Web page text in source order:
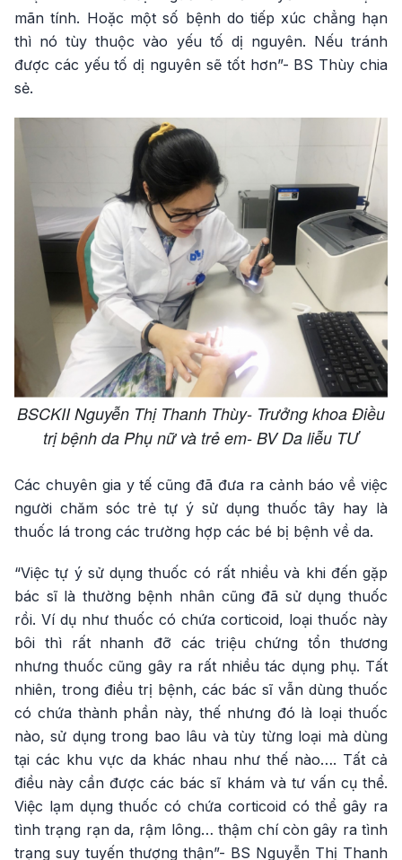
mãn tính. Hoặc một số bệnh do tiếp xúc chẳng hạn
thì nó tùy thuộc vào yếu tố dị nguyên. Nếu tránh
được các yếu tố dị nguyên sẽ tốt hơn”- BS Thùy chia
sẻ.
BSCKII Nguyễn Thị Thanh Thùy- Trưởng khoa Điều
trị bệnh da Phụ nữ và trẻ em- BV Da liễu TƯ
Các chuyên gia y tế cũng đã đưa ra cảnh báo về việc
người chăm sóc trẻ tự ý sử dụng thuốc tây hay là
thuốc lá trong các trường hợp các bé bị bệnh về da.
“Việc tự ý sử dụng thuốc có rất nhiều và khi đến gặp
bác sĩ là thường bệnh nhân cũng đã sử dụng thuốc
rồi. Ví dụ như thuốc có chứa corticoid, loại thuốc này
bôi thì rất nhanh đỡ các triệu chứng tổn thương
nhưng thuốc cũng gây ra rất nhiều tác dụng phụ. Tất
nhiên, trong điều trị bệnh, các bác sĩ vẫn dùng thuốc
có chứa thành phần này, thế nhưng đó là loại thuốc
nào, sử dụng trong bao lâu và tùy từng loại mà dùng
tại các khu vực da khác nhau như thế nào…. Tất cả
điều này cần được các bác sĩ khám và tư vấn cụ thể.
Việc lạm dụng thuốc có chứa corticoid có thể gây ra
tình trạng rạn da, rậm lông… thậm chí còn gây ra tình
trạng suy tuyến thượng thận”- BS Nguyễn Thị Thanh